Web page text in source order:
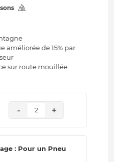
améliorée de 15% par
sur route mouillée
- 2 +
: Pour un Pneu